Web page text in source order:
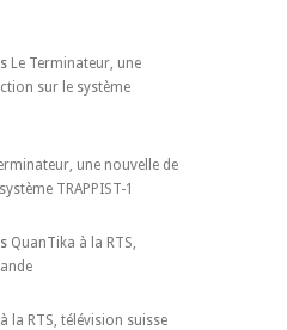
Le Terminateur, une
sur le système
une nouvelle de
TRAPPIST-1
QuanTika à la RTS,
la RTS, télévision suisse